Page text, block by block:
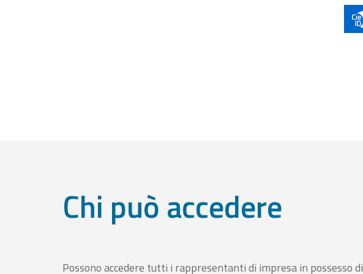
Chi può accedere
Possono accedere tutti i rappresentanti di impresa in possesso di